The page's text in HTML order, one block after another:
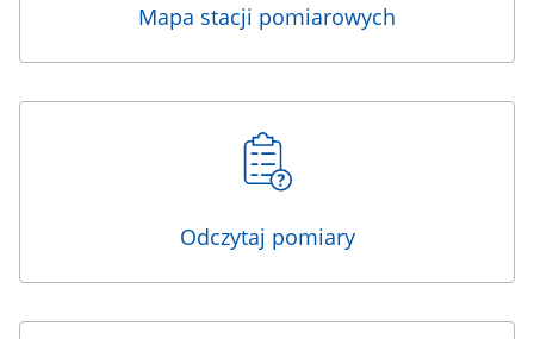
Mapa stacji pomiarowych
Odczytaj pomiary